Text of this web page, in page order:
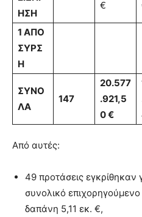
ΗΣΗ
€
1 ΑΠΟ
ΣΥΡΣ
Η
ΣΥΝΟ
ΛΑ
147
20.577
.921,5
0 €
Από αυτές:
49 προτάσεις εγκρίθηκαν
συνολικό
δαπάνη 5,11 εκ. €,